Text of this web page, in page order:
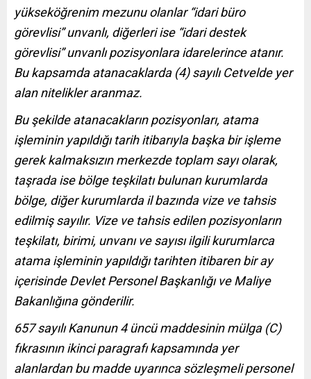
yükseköğrenim mezunu olanlar “idari büro
görevlisi” unvanlı, diğerleri ise “idari destek
görevlisi” unvanlı pozisyonlara idarelerince atanır.
Bu kapsamda atanacaklarda (4) sayılı Cetvelde yer
alan nitelikler aranmaz.
Bu şekilde atanacakların pozisyonları, atama
işleminin yapıldığı tarih itibarıyla başka bir işleme
gerek kalmaksızın merkezde toplam sayı olarak,
taşrada ise bölge teşkilatı bulunan kurumlarda
bölge, diğer kurumlarda il bazında vize ve tahsis
edilmiş sayılır. Vize ve tahsis edilen pozisyonların
teşkilatı, birimi, unvanı ve sayısı ilgili kurumlarca
atama işleminin yapıldığı tarihten itibaren bir ay
içerisinde Devlet Personel Başkanlığı ve Maliye
Bakanlığına gönderilir.
657 sayılı Kanunun 4 üncü maddesinin mülga (C)
fıkrasının ikinci paragrafı kapsamında yer
alanlardan bu madde uyarınca sözleşmeli personel